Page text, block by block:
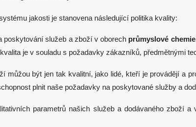
jakosti je stanovena následující politika kvality:
služeb a zboží v oborech průmyslové
je v souladu s požadavky zákazníků, předmětnými
být jen tak kvalitní, jako lidé, kteří je provádějí a
plnit naše požadavky na poskytované služby a
parametrů našich služeb a dodávaného zboží